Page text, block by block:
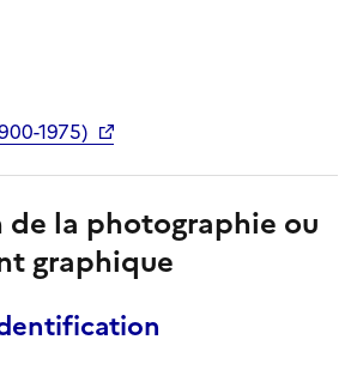
1975)
la photographie ou
graphique